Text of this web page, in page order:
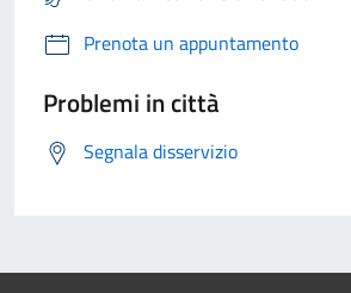
Prenota un appuntamento
Problemi in città
Segnala disservizio